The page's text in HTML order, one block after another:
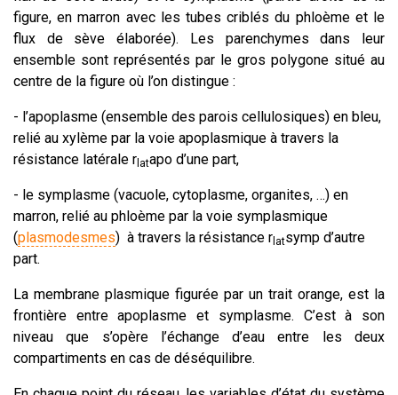
figure, en marron avec les tubes criblés du phloème et le
flux de sève élaborée). Les parenchymes dans leur
ensemble sont représentés par le gros polygone situé au
centre de la figure où l’on distingue :
- l’apoplasme (ensemble des parois cellulosiques) en bleu,
relié au xylème par la voie apoplasmique à travers la
résistance latérale r latapo d’une part,
- le symplasme (vacuole, cytoplasme, organites, …) en
marron, relié au phloème par la voie symplasmique
(plasmodesmes) à travers la résistance r latsymp d’autre
part.
La membrane plasmique figurée par un trait orange, est la
frontière entre apoplasme et symplasme. C’est à son
niveau que s’opère l’échange d’eau entre les deux
compartiments en cas de déséquilibre.